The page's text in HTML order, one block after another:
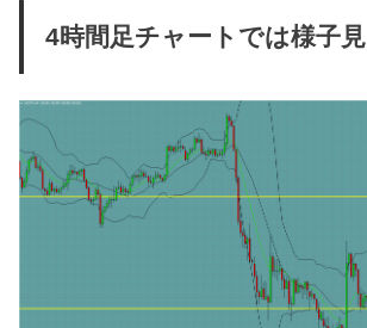
4時間足チャートでは様子見